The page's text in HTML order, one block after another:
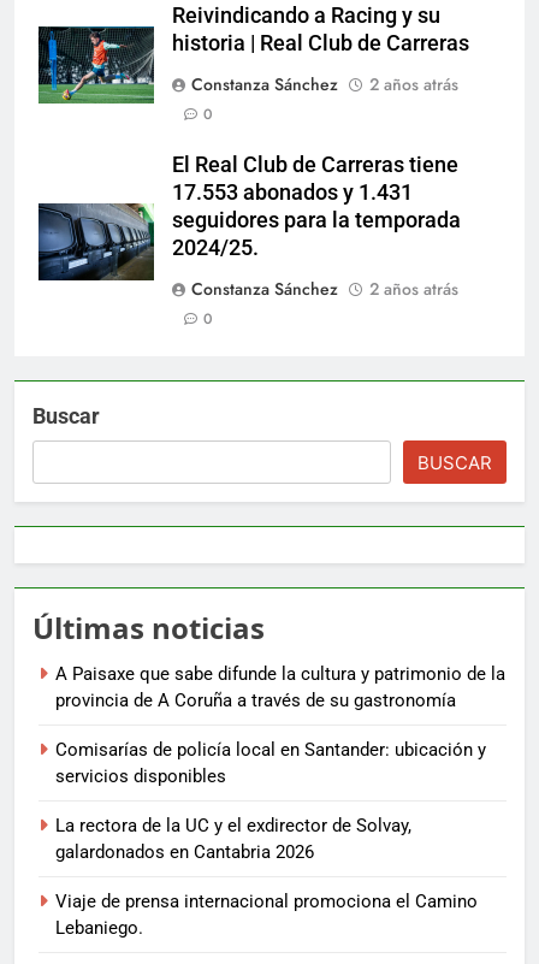
Reivindicando a Racing y su
historia | Real Club de Carreras
Constanza Sánchez
2 años atrás
0
El Real Club de Carreras tiene
17.553 abonados y 1.431
seguidores para la temporada
2024/25.
Constanza Sánchez
2 años atrás
0
Buscar
BUSCAR
Últimas noticias
A Paisaxe que sabe difunde la cultura y patrimonio de la
provincia de A Coruña a través de su gastronomía
Comisarías de policía local en Santander: ubicación y
servicios disponibles
La rectora de la UC y el exdirector de Solvay,
galardonados en Cantabria 2026
Viaje de prensa internacional promociona el Camino
Lebaniego.